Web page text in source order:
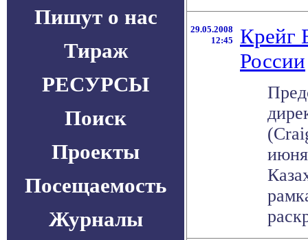
Пишут о нас
Тираж
РЕСУРСЫ
Поиск
Проекты
Посещаемость
Журналы
29.05.2008
12:45
Крейг
России